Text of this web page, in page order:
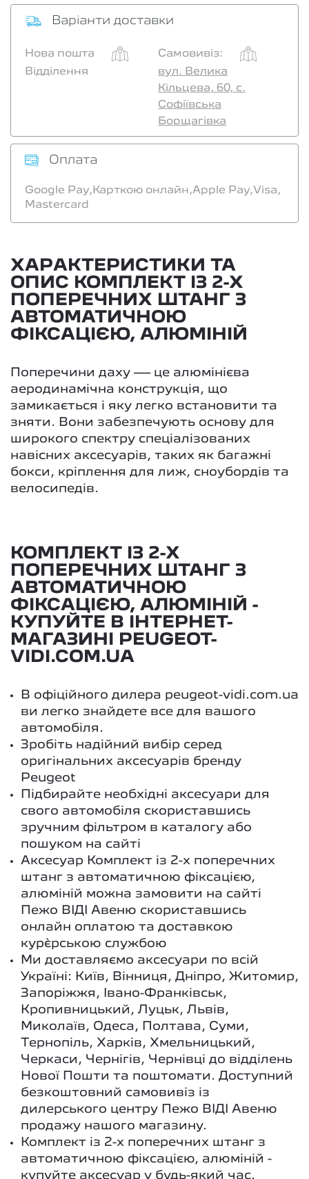
Варіанти доставки
Нова пошта
Самовивіз:
Відділення
вул. Велика
Кільцева, 60, с.
Софіївська
Борщагівка
Оплата
Google Pay, Карткою онлайн,Apple Pay,Visa,
Mastercard
ХАРАКТЕРИСТИКИ ТА
ОПИС КОМПЛЕКТ ІЗ 2-Х
ПОПЕРЕЧНИХ ШТАНГ З
АВТОМАТИЧНОЮ
ФІКСАЦІЄЮ, АЛЮМІНІЙ
Поперечини даху — це алюмінієва
аеродинамічна конструкція, що
замикається і яку легко встановити та
зняти. Вони забезпечують основу для
широкого спектру спеціалізованих
навісних аксесуарів, таких як багажні
бокси, кріплення для лиж, сноубордів та
велосипедів.
КОМПЛЕКТ ІЗ 2-Х
ПОПЕРЕЧНИХ ШТАНГ З
АВТОМАТИЧНОЮ
ФІКСАЦІЄЮ, АЛЮМІНІЙ -
КУПУЙТЕ В ІНТЕРНЕТ-
МАГАЗИНІ PEUGEOT-
VIDI.COM.UA
В офіційного дилера peugeot-vidi.com.ua
ви легко знайдете все для вашого
автомобіля.
Зробіть надійний вибір серед
оригінальних аксесуарів бренду
Peugeot
Підбирайте необхідні аксесуари для
свого автомобіля скориставшись
зручним фільтром в каталогу або
пошуком на сайті
Аксесуар Комплект із 2-х поперечних
штанг з автоматичною фіксацією,
алюміній можна замовити на сайті
Пежо ВІДІ Авеню скориставшись
онлайн оплатою та доставкою
кур`єрською службою
Ми доставляємо аксесуари по всій
Україні: Київ, Вінниця, Дніпро, Житомир,
Запоріжжя, Івано-Франківськ,
Кропивницький, Луцьк, Львів,
Миколаїв, Одеса, Полтава, Суми,
Тернопіль, Харків, Хмельницький,
Черкаси, Чернігів, Чернівці до відділень
Нової Пошти та поштомати. Доступний
безкоштовний самовивіз із
дилерського центру Пежо ВІДІ Авеню
продажу нашого магазину.
Комплект із 2-х поперечних штанг з
автоматичною фіксацією, алюміній -
купуйте аксесуар у будь-який час.